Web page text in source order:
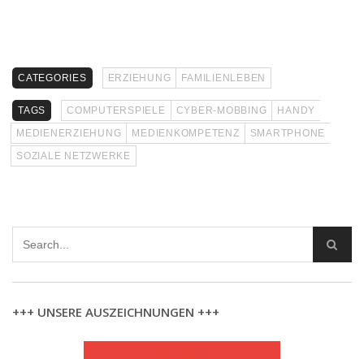
CATEGORIES ERZIEHUNG FAMILIENLEBEN
TAGS COMPUTERSPIELE CYBER-MOBBING
HANDY
MEDIENERZIEHUNG
MEDIENKOMPETENZ
SMARTPHONE
SOZIALE NETZWERKE
+++ UNSERE AUSZEICHNUNGEN +++